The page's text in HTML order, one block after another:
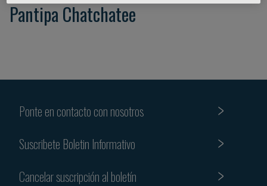
Pantipa Chatchatee
Ponte en contacto con nosotros
Suscribete Boletin Informativo
Cancelar suscripción al boletín